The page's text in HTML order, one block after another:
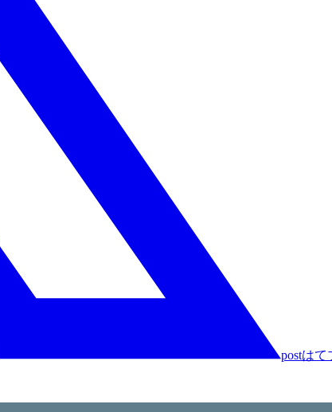
postはて